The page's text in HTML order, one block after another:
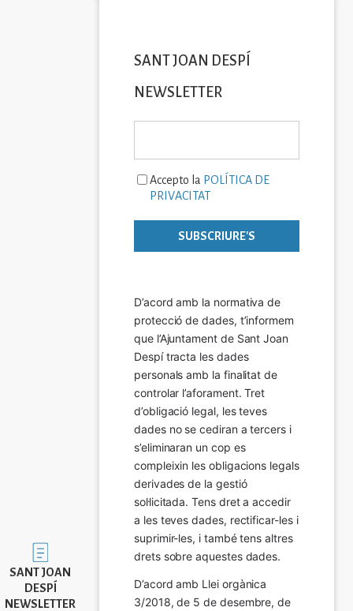
Imatge
SANT JOAN
DESPÍ
NEWSLETTER
SANT JOAN DESPÍ
NEWSLETTER
Accepto la POLÍTICA DE
PRIVACITAT
D’acord amb la normativa de
protecció de dades, t’informem
que l’Ajuntament de Sant Joan
Despí tracta les dades
personals amb la finalitat de
controlar l’aforament. Tret
d’obligació legal, les teves
dades no se cediran a tercers i
s’eliminaran un cop es
compleixin les obligacions legals
derivades de la gestió
sol·licitada. Tens dret a accedir
a les teves dades, rectificar-les i
suprimir-les, i també tens altres
drets sobre aquestes dades.
D’acord amb Llei orgànica
3/2018, de 5 de desembre, de